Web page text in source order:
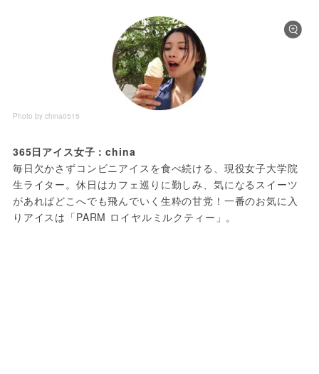
Photo by china0515
365日アイス女子：china
毎日欠かさずコンビニアイスを食べ続ける、現役女子大学院
生ライター。休日はカフェ巡りに勤しみ、気になるスイーツ
があればどこへでも飛んでいく生粋の甘党！一番のお気に入
りアイスは「PARM ロイヤルミルクティー」。